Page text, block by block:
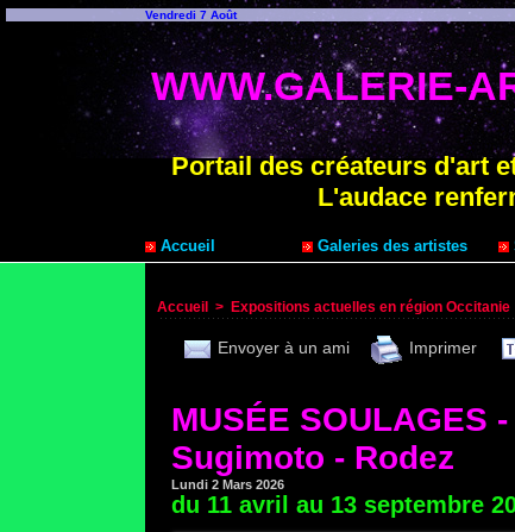
Vendredi 7 Août
WWW.GALERIE-
Portail des créateurs d'art
L'audace
Accueil Galeries des artistes
Accueil > Expositions actuelles en région Occitanie
Envoyer à un ami Imprimer
MUSÉE SOULAGES
Sugimoto - Rodez
Lundi 2 Mars 2026
du 11 avril au 13 septembre